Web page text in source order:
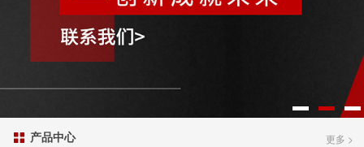
 产品中心 更多 >